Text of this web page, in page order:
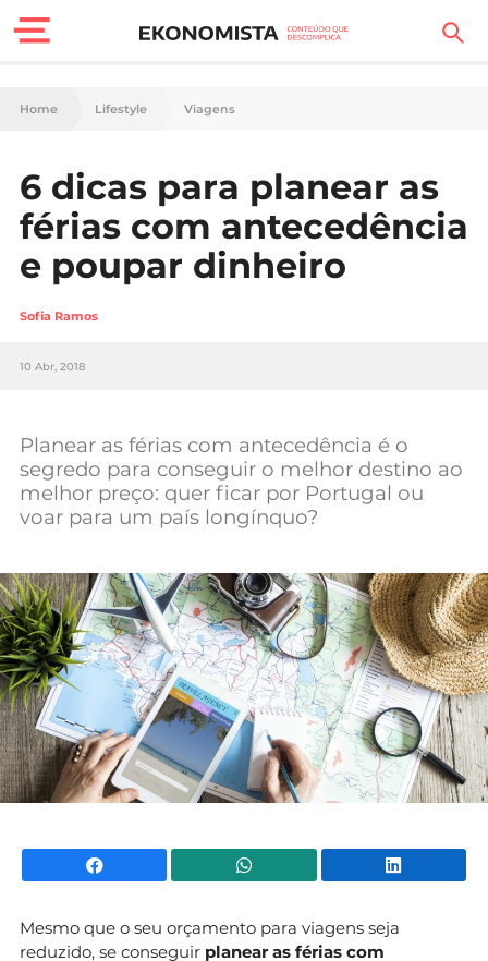
Finanças Pessoais
Carreira
Casa
Lifestyle
Sociedade
Negócios
Mundial 2026
Home Lifestyle Viagens
6 dicas para planear as
férias com antecedência
e poupar dinheiro
Sofia Ramos
10 Abr, 2018
Planear as férias com antecedência é o
segredo para conseguir o melhor destino ao
melhor preço: quer ficar por Portugal ou
voar para um país longínquo?
Facebook WhatsApp
Mesmo que o seu orçamento para viagens seja
reduzido, se conseguir planear as férias com